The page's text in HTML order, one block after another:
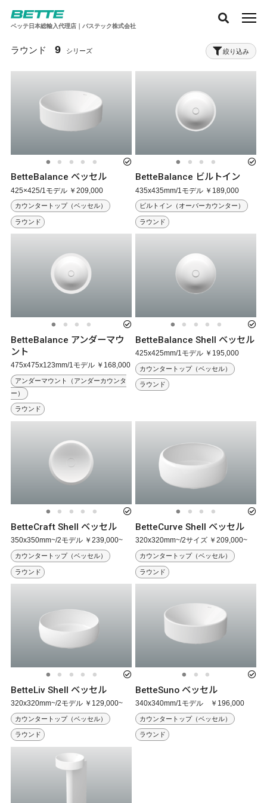
ベッテ日本総輸入代理店｜バステック株式会社
ラウンド 9 絞り込み
BetteBalance ベッセル
425×425/1モデル ￥209,000
カウンタートップ（ベッセル）
ラウンド
BetteBalance ビルトイン
435x435mm/1モデル ￥189,000
ビルトイン（オーバーカウンター）
ラウンド
BetteBalance アンダーマウ
ント
475x475x123mm/1モデル ￥168,000
アンダーマウント（アンダーカウンタ
ー）
ラウンド
BetteBalance Shell ベッセル
425x425mm/1モデル ￥195,000
カウンタートップ（ベッセル）
ラウンド
BetteCraft Shell ベッセル
350x350mm~/2モデル ￥239,000~
カウンタートップ（ベッセル）
ラウンド
BetteCurve Shell ベッセル
320x320mm~/2サイズ ￥209,000~
カウンタートップ（ベッセル）
ラウンド
BetteLiv Shell ベッセル
320x320mm~/2モデル ￥129,000~
カウンタートップ（ベッセル）
ラウンド
BetteSuno ベッセル
340x340mm/1モデル ￥196,000
カウンタートップ（ベッセル）
ラウンド